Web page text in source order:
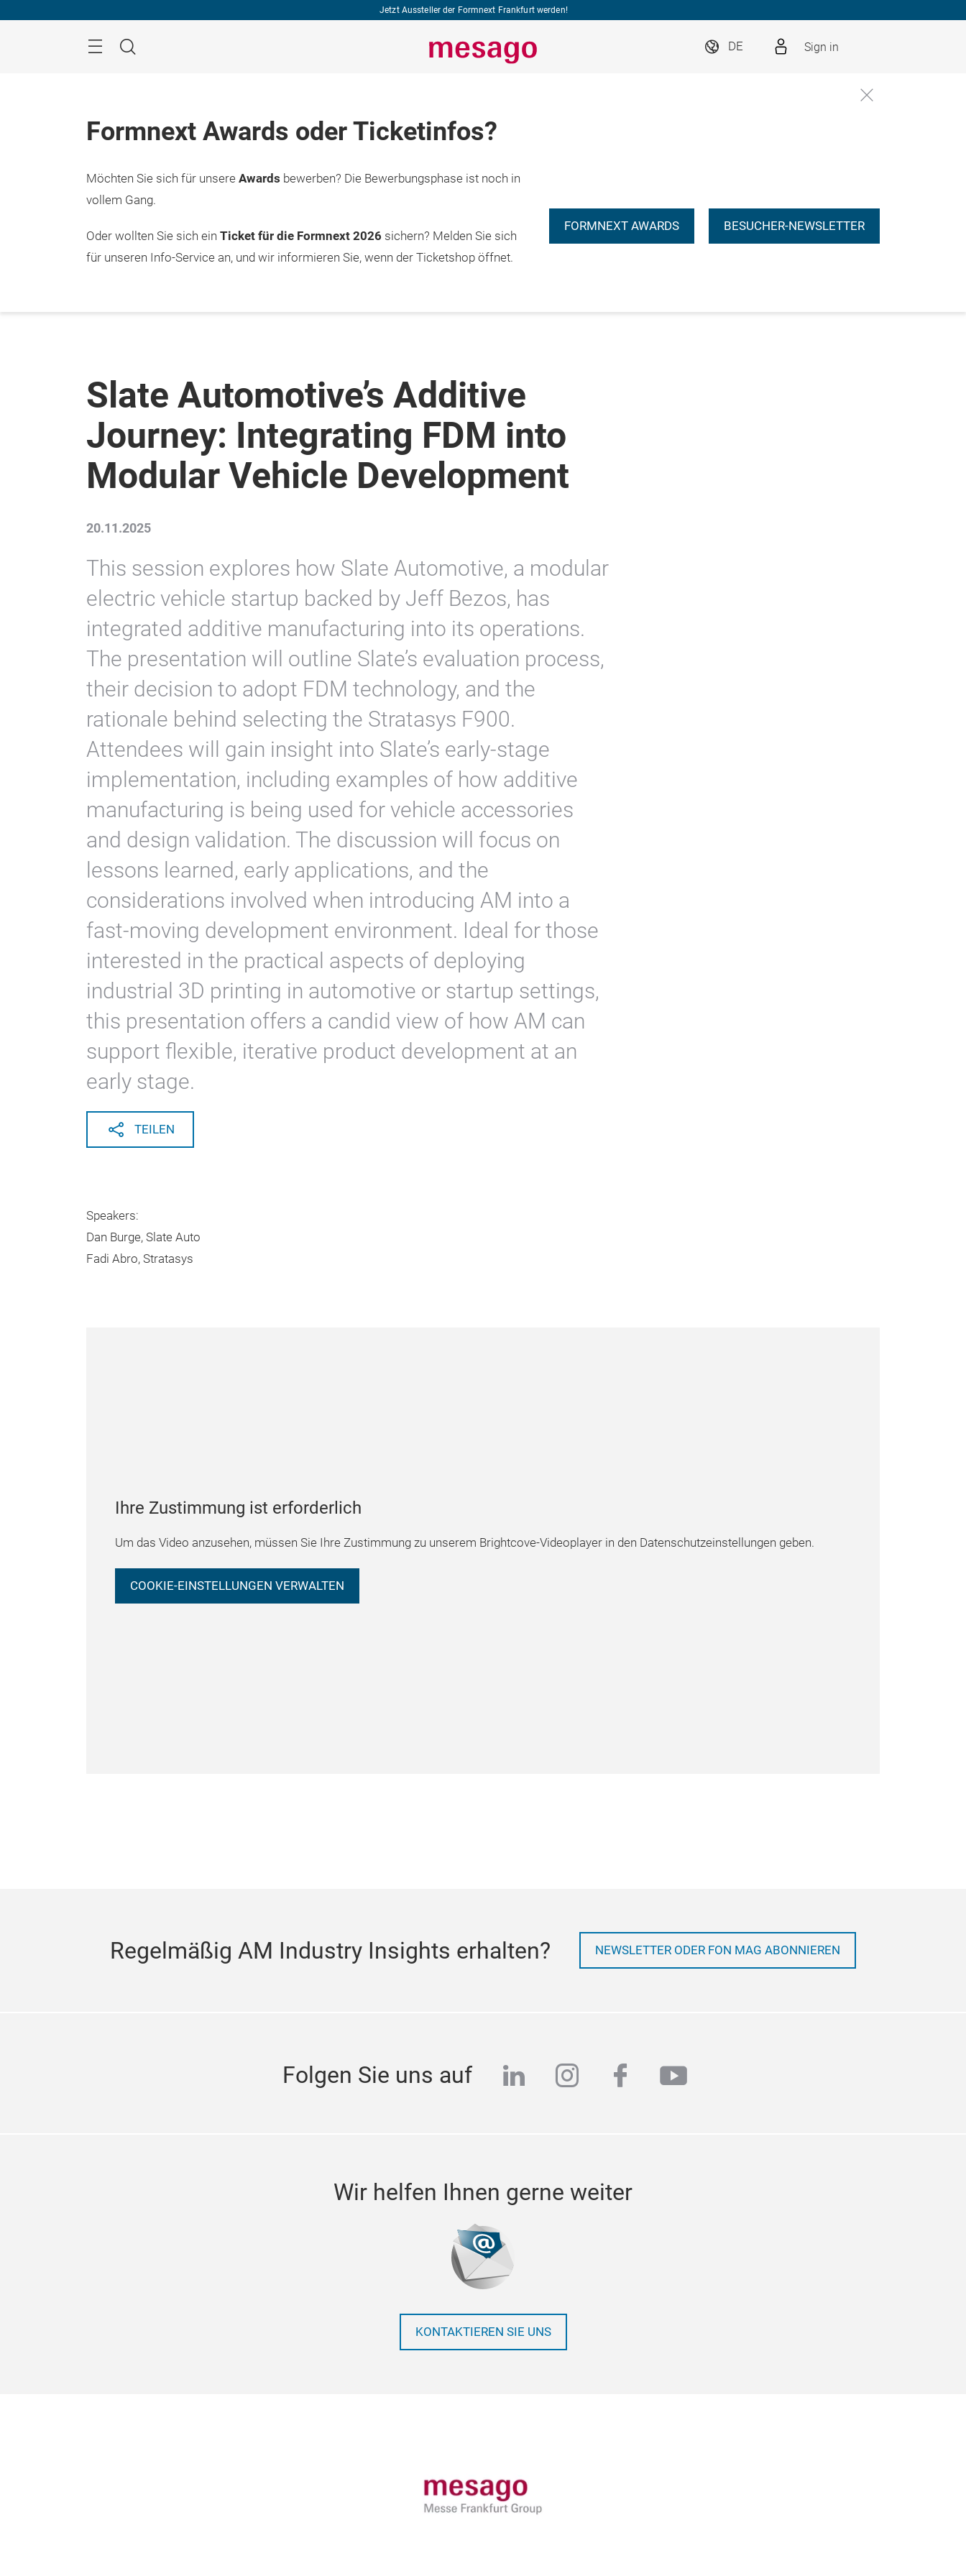
Jetzt Aussteller der Formnext Frankfurt werden!
Suche
DE Sign in
Formnext Awards oder Ticketinfos?
Möchten Sie sich für unsere Awards bewerben? Die Bewerbungsphase ist noch in
vollem Gang.
Oder wollten Sie sich ein Ticket für die Formnext 2026 sichern? Melden Sie sich
für unseren Info-Service an, und wir informieren Sie, wenn der Ticketshop öffnet.
FORMNEXT AWARDS BESUCHER-NEWSLETTER
Slate Automotive’s Additive
Journey: Integrating FDM into
Modular Vehicle Development
20.11.2025
This session explores how Slate Automotive, a modular
electric vehicle startup backed by Jeff Bezos, has
integrated additive manufacturing into its operations.
The presentation will outline Slate’s evaluation process,
their decision to adopt FDM technology, and the
rationale behind selecting the Stratasys F900.
Attendees will gain insight into Slate’s early-stage
implementation, including examples of how additive
manufacturing is being used for vehicle accessories
and design validation. The discussion will focus on
lessons learned, early applications, and the
considerations involved when introducing AM into a
fast-moving development environment. Ideal for those
interested in the practical aspects of deploying
industrial 3D printing in automotive or startup settings,
this presentation offers a candid view of how AM can
support flexible, iterative product development at an
early stage.
TEILEN
Speakers:
Dan Burge, Slate Auto
Fadi Abro, Stratasys
Ihre Zustimmung ist erforderlich
Um das Video anzusehen, müssen Sie Ihre Zustimmung zu unserem Brightcove-Videoplayer in den Datenschutzeinstellungen geben.
COOKIE-EINSTELLUNGEN VERWALTEN
Regelmäßig AM Industry Insights erhalten? NEWSLETTER ODER FON MAG ABONNIEREN
Folgen Sie uns auf linkedininstagram
facebook
youtube
Wir helfen Ihnen gerne weiter
KONTAKTIEREN SIE UNS